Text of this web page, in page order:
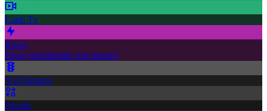
Canlı Tv
Borsa
Hisse senetlerinde son durum!
Yol Durumu
Fikstür